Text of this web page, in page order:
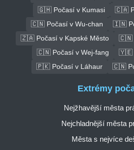
🇬🇭 Počasí v Kumasi
🇨🇦
🇨🇳 Počasí v Wu-chan
🇮🇳
🇿🇦 Počasí v Kapské Město
🇨🇳
🇨🇳 Počasí v Wej-fang
🇾🇪
🇵🇰 Počasí v Láhaur
🇨🇳
Extrémy
Nejžhavější města
Nejchladnější města
Města s nejvíce